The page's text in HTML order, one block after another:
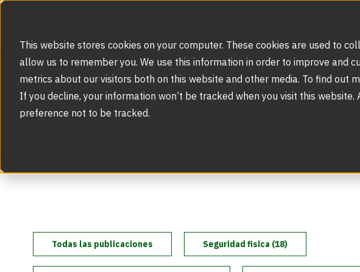
This website stores cookies on your computer. These cookies are used to
allow us to remember you. We use this information in order to improve and
metrics about our visitors both on this website and other media. To find out
If you decline, your information won’t be tracked when you visit this
preference not to be tracked.
Puertas
Puertas
Soporte
Nuestra
La
Áreas de Enfoque
Soluciones de Seguridad
Segmentos del Mercado
Productos
Puertas Giratorias de Seguridad
Capacitacion
Nuestra Historia
Todas las publicaciones Seguridad fisica (18)